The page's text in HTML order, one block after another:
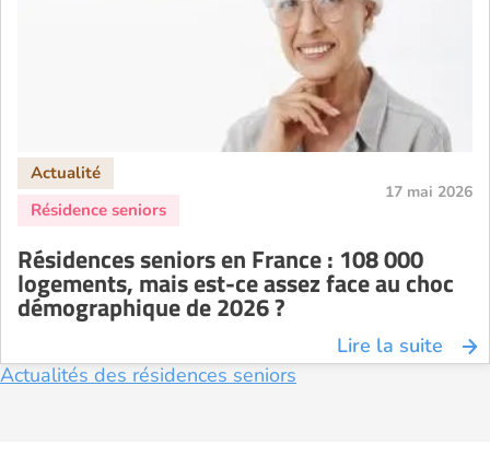
17 mai 2026
Résidences seniors en France : 108 000
logements, mais est-ce assez face au choc
démographique de 2026 ?
Lire la suite
Actualités des résidences seniors